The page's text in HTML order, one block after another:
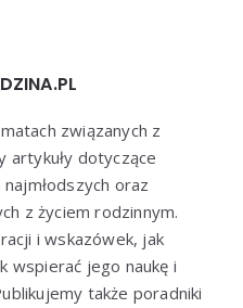
związanych z
artykuły dotyczące
oraz
z życiem rodzinnym.
i wskazówek, jak
wspierać jego naukę i
także poradniki